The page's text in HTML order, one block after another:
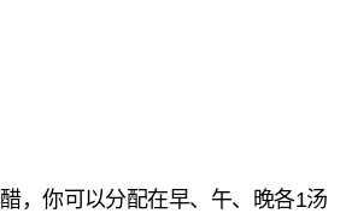
，你可以分配在早、午、晚各1汤